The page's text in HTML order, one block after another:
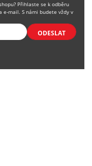
Přihlaste se k odběru
e-mail. S námi budete vždy v
ODESLAT